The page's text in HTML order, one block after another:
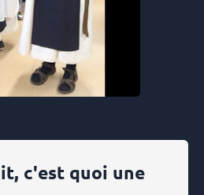
c'est quoi une